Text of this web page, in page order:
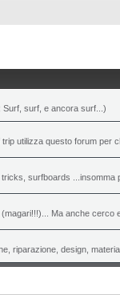
Surf, surf, e ancora surf...)
utilizza questo forum per
surfboards ...insomma
Ma anche cerco
riparazione, design,